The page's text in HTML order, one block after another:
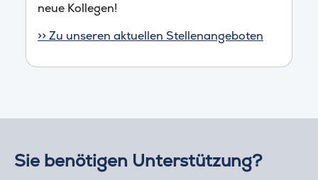
neue Kollegen!
>> Zu unseren aktuellen Stellenangeboten
Sie benötigen Unterstützung?